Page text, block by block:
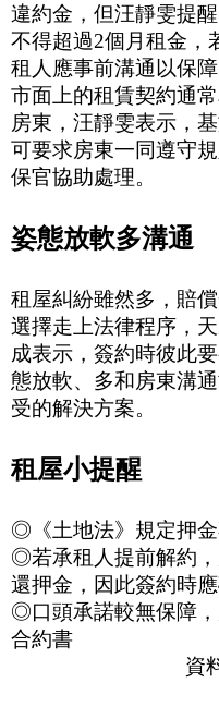
違約金，但汪靜雯提
不得超過2個月租金，
租人應事前溝通以保障
市面上的租賃契約通
房東，汪靜雯表示，
可要求房東一同遵守
保官協助處理。
姿態放軟多溝通
租屋糾紛雖然多，賠
選擇走上法律程序，
成表示，簽約時彼此
態放軟、多和房東溝
受的解決方案。
租屋小提醒
◎ 《土地法》規定押
◎若承租人提前解約
還押金，因此簽約時
◎口頭承諾較無保障
合約書
資